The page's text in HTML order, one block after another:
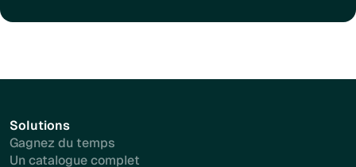
Solutions
Gagnez du temps
Un catalogue complet